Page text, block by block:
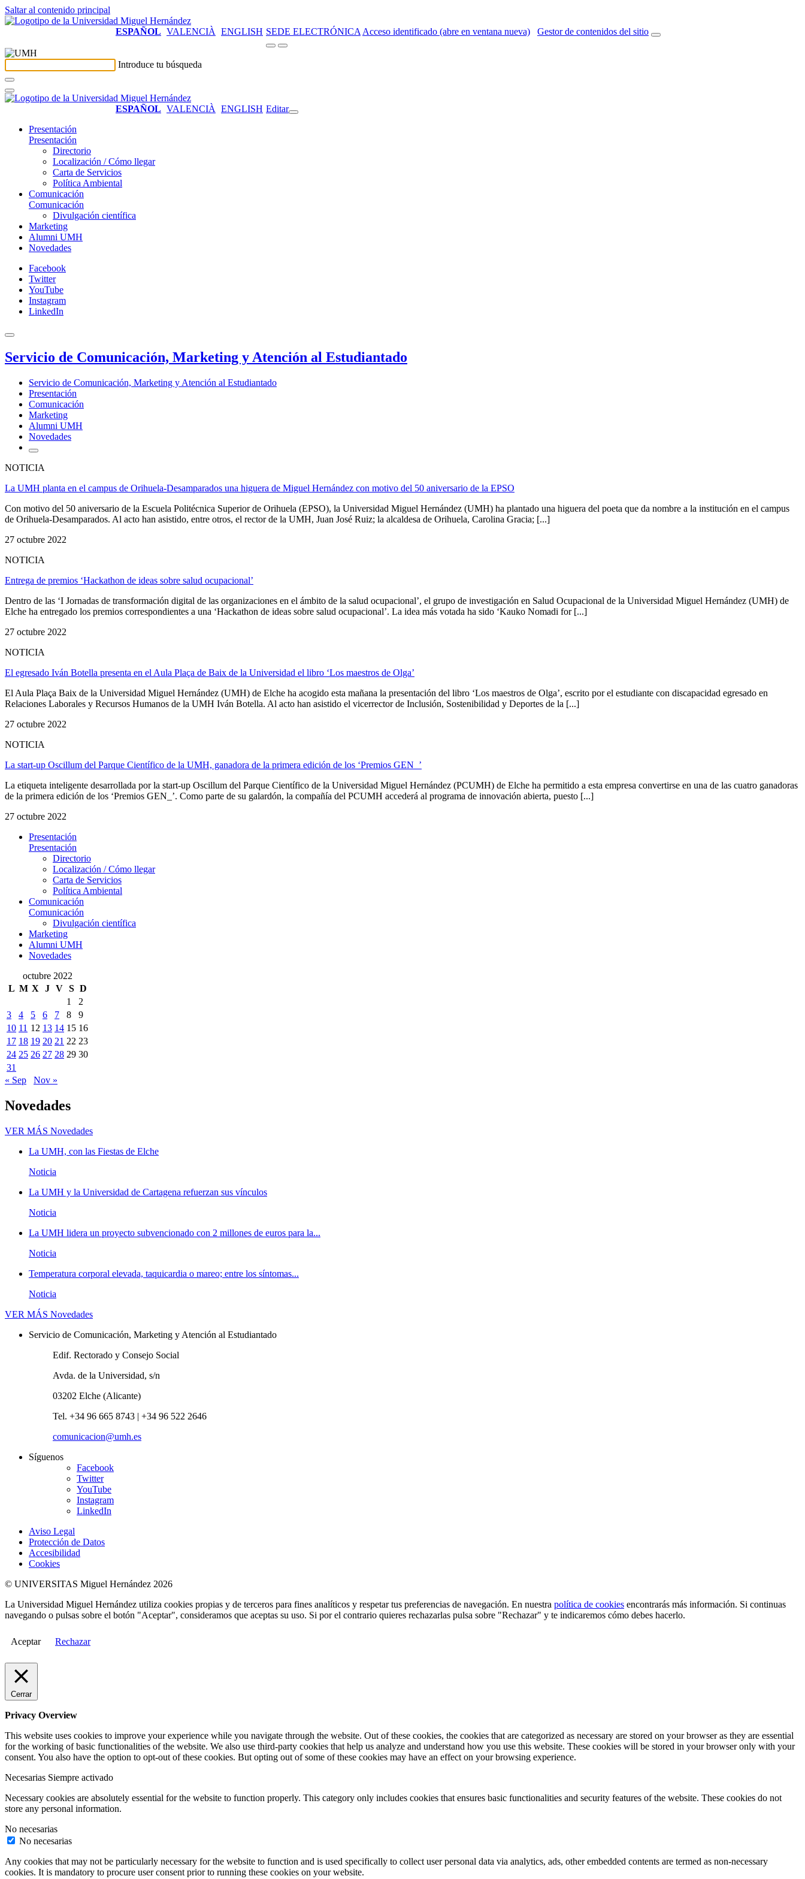
Saltar al contenido principal
ESPAÑOL VALENCIÀ ENGLISH SEDE ELECTRÓNICA Acceso identificado (abre en ventana nueva) Gestor de contenidos del sitio
Introduce tu búsqueda
ESPAÑOL VALENCIÀ ENGLISH Editar
Presentación
Presentación
Directorio
Localización / Cómo llegar
Carta de Servicios
Política Ambiental
Comunicación
Comunicación
Divulgación científica
Marketing
Alumni UMH
Novedades
Facebook
Twitter
YouTube
Instagram
LinkedIn
Servicio de Comunicación, Marketing y Atención al Estudiantado
Servicio de Comunicación, Marketing y Atención al Estudiantado
Presentación
Comunicación
Marketing
Alumni UMH
Novedades
NOTICIA
La UMH planta en el campus de Orihuela-Desamparados una higuera de Miguel Hernández con motivo del 50 aniversario de la EPSO
Con motivo del 50 aniversario de la Escuela Politécnica Superior de Orihuela (EPSO), la Universidad Miguel Hernández (UMH) ha plantado una higuera del poeta que da nombre a la institución en el campus
de Orihuela-Desamparados. Al acto han asistido, entre otros, el rector de la UMH, Juan José Ruiz; la alcaldesa de Orihuela, Carolina Gracia; [...]
27 octubre 2022
NOTICIA
Entrega de premios ‘Hackathon de ideas sobre salud ocupacional’
Dentro de las ‘I Jornadas de transformación digital de las organizaciones en el ámbito de la salud ocupacional’, el grupo de investigación en Salud Ocupacional de la Universidad Miguel Hernández (UMH) de
Elche ha entregado los premios correspondientes a una ‘Hackathon de ideas sobre salud ocupacional’. La idea más votada ha sido ‘Kauko Nomadi for [...]
27 octubre 2022
NOTICIA
El egresado Iván Botella presenta en el Aula Plaça de Baix de la Universidad el libro ‘Los maestros de Olga’
El Aula Plaça Baix de la Universidad Miguel Hernández (UMH) de Elche ha acogido esta mañana la presentación del libro ‘Los maestros de Olga’, escrito por el estudiante con discapacidad egresado en
Relaciones Laborales y Recursos Humanos de la UMH Iván Botella. Al acto han asistido el vicerrector de Inclusión, Sostenibilidad y Deportes de la [...]
27 octubre 2022
NOTICIA
La start-up Oscillum del Parque Científico de la UMH, ganadora de la primera edición de los ‘Premios GEN_’
La etiqueta inteligente desarrollada por la start-up Oscillum del Parque Científico de la Universidad Miguel Hernández (PCUMH) de Elche ha permitido a esta empresa convertirse en una de las cuatro ganadoras
de la primera edición de los ‘Premios GEN_’. Como parte de su galardón, la compañía del PCUMH accederá al programa de innovación abierta, puesto [...]
27 octubre 2022
Presentación
Presentación
Directorio
Localización / Cómo llegar
Carta de Servicios
Política Ambiental
Comunicación
Comunicación
Divulgación científica
Marketing
Alumni UMH
Novedades
octubre 2022
L M X J V S D
1
2
3
4 5 6 7 8
9
10 11 12 13 14 15 16
17 18 19 20 21 22 23
24 25 26 27 28 29 30
31
« Sep
Nov »
Novedades
VER MÁS Novedades
La UMH, con las Fiestas de Elche
Noticia
La UMH y la Universidad de Cartagena refuerzan sus vínculos
Noticia
La UMH lidera un proyecto subvencionado con 2 millones de euros para la...
Noticia
Temperatura corporal elevada, taquicardia o mareo; entre los síntomas...
Noticia
VER MÁS Novedades
Servicio de Comunicación, Marketing y Atención al Estudiantado
Edif. Rectorado y Consejo Social
Avda. de la Universidad, s/n
03202 Elche (Alicante)
Tel. +34 96 665 8743 | +34 96 522 2646
comunicacion@umh.es
Síguenos
Facebook
Twitter
YouTube
Instagram
LinkedIn
Aviso Legal
Protección de Datos
Accesibilidad
Cookies
© UNIVERSITAS Miguel Hernández 2026
La Universidad Miguel Hernández utiliza cookies propias y de terceros para fines analíticos y respetar tus preferencias de navegación. En nuestra política de cookies encontrarás más información. Si continuas
navegando o pulsas sobre el botón "Aceptar", consideramos que aceptas su uso. Si por el contrario quieres rechazarlas pulsa sobre "Rechazar" y te indicaremos cómo debes hacerlo.
Aceptar Rechazar
Cerrar
Privacy Overview
This website uses cookies to improve your experience while you navigate through the website. Out of these cookies, the cookies that are categorized as necessary are stored on your browser as they are essential
for the working of basic functionalities of the website. We also use third-party cookies that help us analyze and understand how you use this website. These cookies will be stored in your browser only with your
consent. You also have the option to opt-out of these cookies. But opting out of some of these cookies may have an effect on your browsing experience.
Necesarias Siempre activado
Necessary cookies are absolutely essential for the website to function properly. This category only includes cookies that ensures basic functionalities and security features of the website. These cookies do not
store any personal information.
No necesarias
No necesarias
Any cookies that may not be particularly necessary for the website to function and is used specifically to collect user personal data via analytics, ads, other embedded contents are termed as non-necessary
cookies. It is mandatory to procure user consent prior to running these cookies on your website.